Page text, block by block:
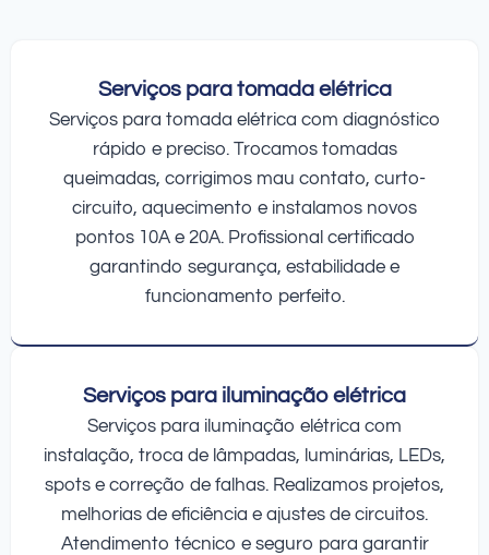
Serviços para tomada elétrica
Serviços para tomada elétrica com diagnóstico
rápido e preciso. Trocamos tomadas
queimadas, corrigimos mau contato, curto-
circuito, aquecimento e instalamos novos
pontos 10A e 20A. Profissional certificado
garantindo segurança, estabilidade e
funcionamento perfeito.
Serviços para iluminação elétrica
Serviços para iluminação elétrica com
instalação, troca de lâmpadas, luminárias, LEDs,
spots e correção de falhas. Realizamos projetos,
melhorias de eficiência e ajustes de circuitos.
Atendimento técnico e seguro para garantir